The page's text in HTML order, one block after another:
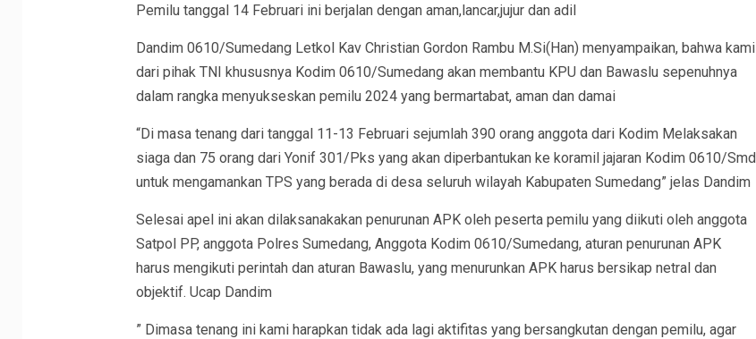
Pemilu tanggal 14 Februari ini berjalan dengan aman,lancar,jujur dan adil
Dandim 0610/Sumedang Letkol Kav Christian Gordon Rambu M.Si(Han) menyampaikan, bahwa kami
dari pihak TNI khususnya Kodim 0610/Sumedang akan membantu KPU dan Bawaslu sepenuhnya
dalam rangka menyukseskan pemilu 2024 yang bermartabat, aman dan damai
“Di masa tenang dari tanggal 11-13 Februari sejumlah 390 orang anggota dari Kodim Melaksakan
siaga dan 75 orang dari Yonif 301/Pks yang akan diperbantukan ke koramil jajaran Kodim 0610/Smd
untuk mengamankan TPS yang berada di desa seluruh wilayah Kabupaten Sumedang” jelas Dandim
Selesai apel ini akan dilaksanakakan penurunan APK oleh peserta pemilu yang diikuti oleh anggota
Satpol PP, anggota Polres Sumedang, Anggota Kodim 0610/Sumedang, aturan penurunan APK
harus mengikuti perintah dan aturan Bawaslu, yang menurunkan APK harus bersikap netral dan
objektif. Ucap Dandim
” Dimasa tenang ini kami harapkan tidak ada lagi aktifitas yang bersangkutan dengan pemilu, agar